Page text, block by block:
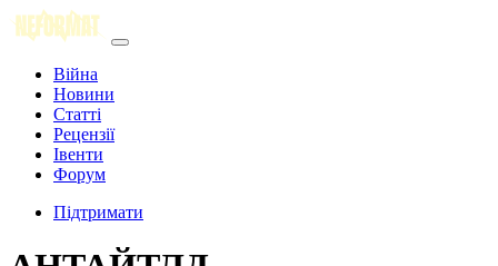
Війна
Новини
Статті
Рецензії
Івенти
Форум
Підтримати